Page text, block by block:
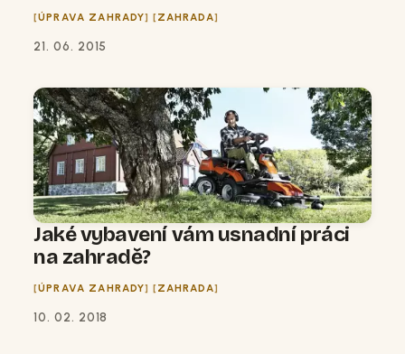
ÚPRAVA ZAHRADY ZAHRADA
21. 06. 2015
Jaké vybavení vám usnadní práci
na zahradě?
ÚPRAVA ZAHRADY ZAHRADA
10. 02. 2018